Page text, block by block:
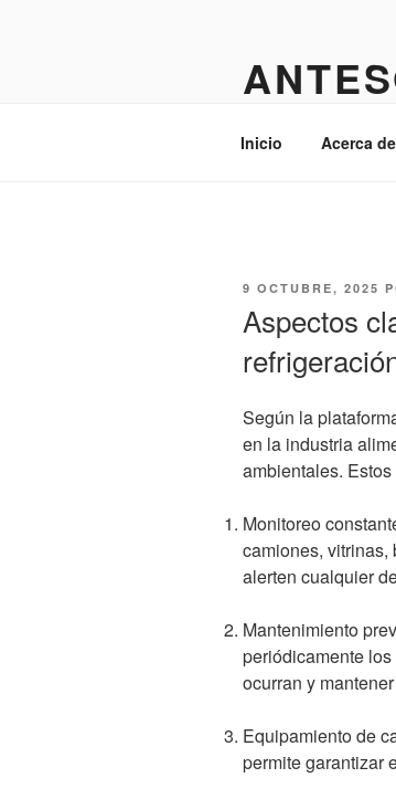
Inicio Acerca de
PUBLICADO
9 OCTUBRE, 2025
Aspectos
Según la
en la industria
ambientales.
Monitoreo
camiones, vitrinas,
alerten cualquier
Mantenimiento
periódicamente
ocurran y
Equipamiento de
permite garantizar